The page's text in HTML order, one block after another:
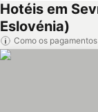
Hotéis em
Eslovénia)
Como os